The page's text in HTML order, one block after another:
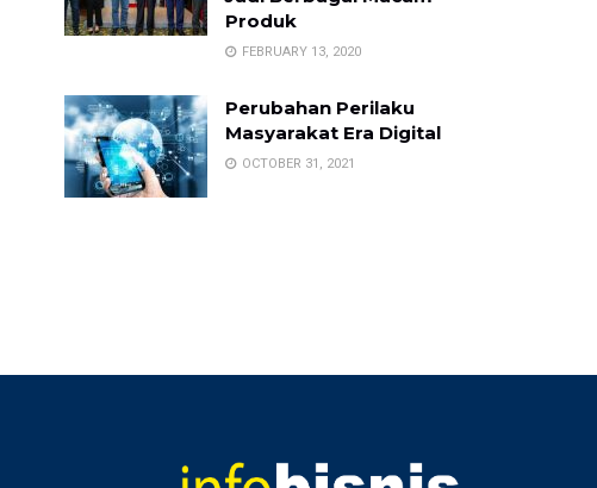
Produk
FEBRUARY 13, 2020
Perubahan Perilaku
Masyarakat Era Digital
OCTOBER 31, 2021